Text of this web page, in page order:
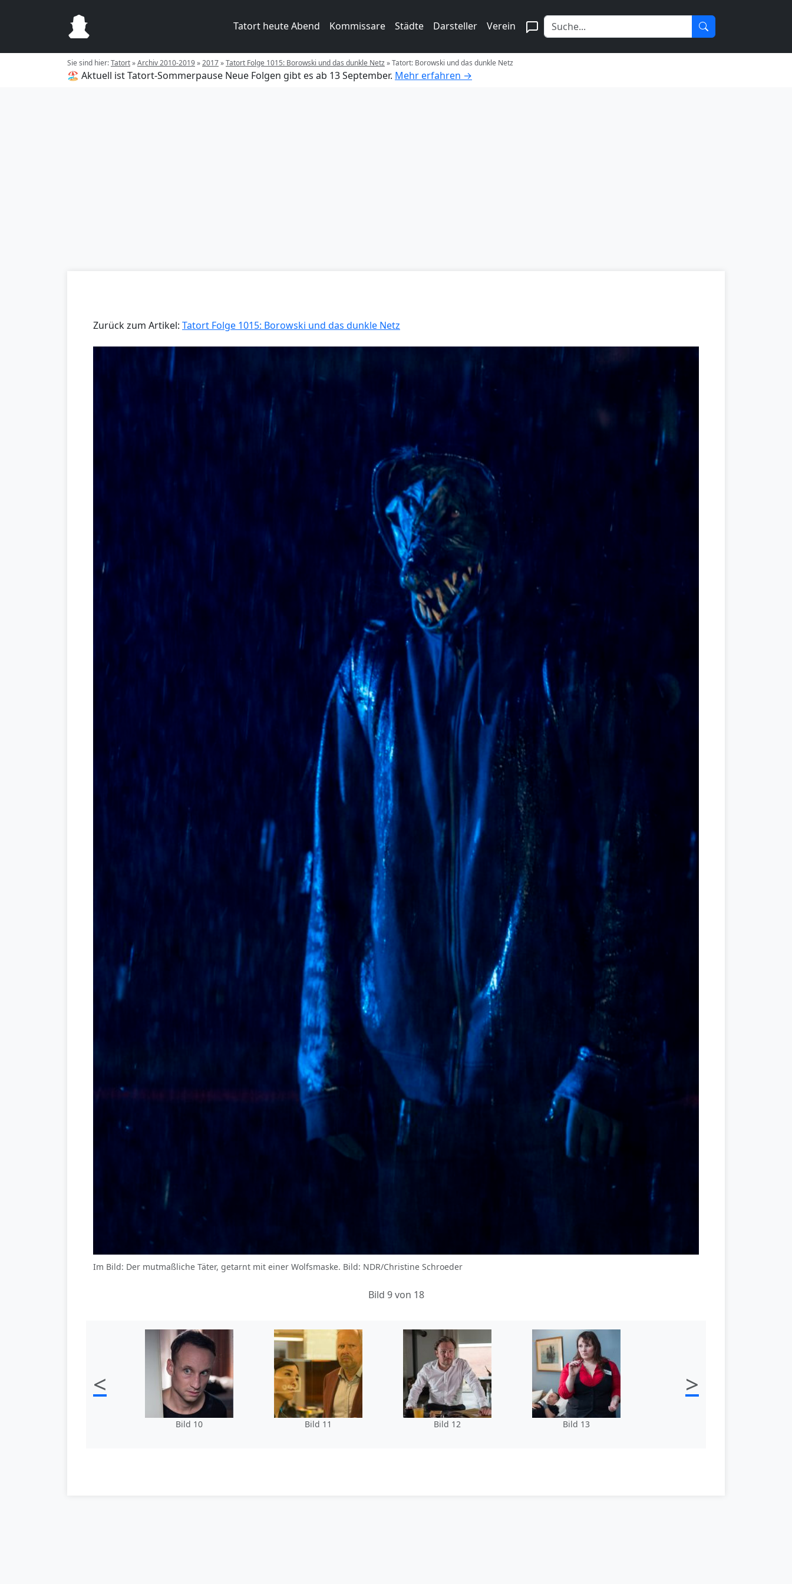
Tatort heute Abend Kommissare Städte Darsteller Verein
Sie sind hier:Tatort»Archiv 2010-2019»2017»Tatort Folge 1015: Borowski und das dunkle Netz»Tatort: Borowski und das dunkle Netz
🏖️ Aktuell ist Tatort-Sommerpause Neue Folgen gibt es ab 13 September. Mehr erfahren →
Zurück zum Artikel: Tatort Folge 1015: Borowski und das dunkle Netz
Im Bild: Der mutmaßliche Täter, getarnt mit einer Wolfsmaske. Bild: NDR/Christine Schroeder
Bild 9 von 18
<
Bild 10 Bild 11 Bild 12 Bild 13
>